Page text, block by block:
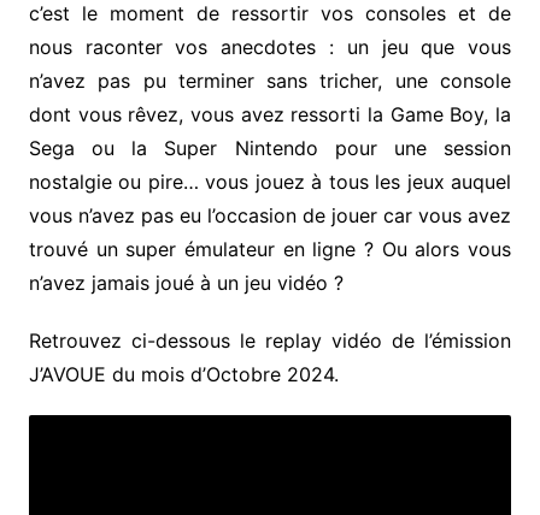
c’est le moment de ressortir vos consoles et de
nous raconter vos anecdotes : un jeu que vous
n’avez pas pu terminer sans tricher, une console
dont vous rêvez, vous avez ressorti la Game Boy, la
Sega ou la Super Nintendo pour une session
nostalgie ou pire… vous jouez à tous les jeux auquel
vous n’avez pas eu l’occasion de jouer car vous avez
trouvé un super émulateur en ligne ? Ou alors vous
n’avez jamais joué à un jeu vidéo ?
Retrouvez ci-dessous le replay vidéo de l’émission
J’AVOUE du mois d’Octobre 2024.